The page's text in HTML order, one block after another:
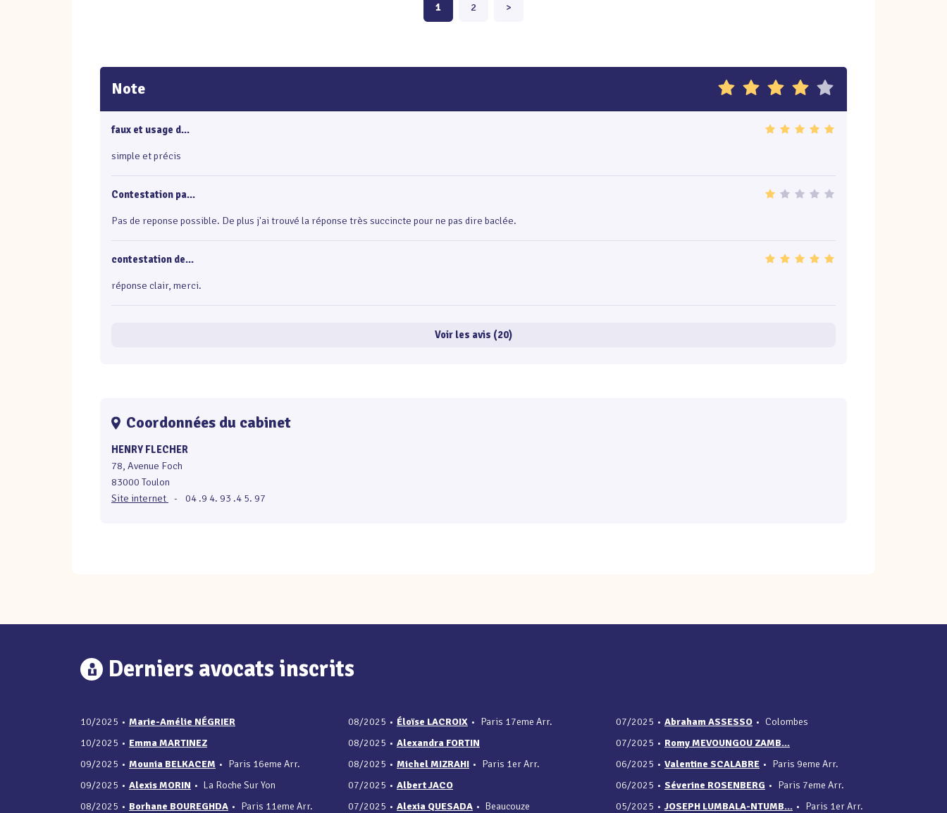
1 2 >
Note
faux et usage d...
simple et précis
Contestation pa...
Pas de reponse possible. De plus j'ai trouvé la réponse très succincte pour ne pas dire baclée.
contestation de...
réponse clair, merci.
Voir les avis (20)
Coordonnées du cabinet
HENRY FLECHER
78, Avenue Foch
83000 Toulon
Site internet
- 04 .9 4. 93 .4 5. 97
Derniers avocats inscrits
10/2025 • Marie-Amélie NÉGRIER
10/2025 • Emma MARTINEZ
09/2025 • Mounia BELKACEM • Paris 16eme Arr.
09/2025 • Alexis MORIN • La Roche Sur Yon
08/2025 • Borhane BOUREGHDA • Paris 11eme Arr.
08/2025 • Éloïse LACROIX • Paris 17eme Arr.
08/2025 • Alexandra FORTIN
08/2025 • Michel MIZRAHI • Paris 1er Arr.
07/2025 • Albert JACO
07/2025 • Alexia QUESADA • Beaucouze
07/2025 • Abraham ASSESSO • Colombes
07/2025 • Romy MEVOUNGOU ZAMB...
06/2025 • Valentine SCALABRE • Paris 9eme Arr.
06/2025 • Séverine ROSENBERG • Paris 7eme Arr.
05/2025 • JOSEPH LUMBALA-NTUMB... • Paris 1er Arr.